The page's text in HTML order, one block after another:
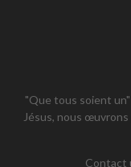
"Que tous soient
Jésus, nous
Contact